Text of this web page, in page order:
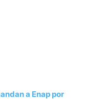
a Enap por